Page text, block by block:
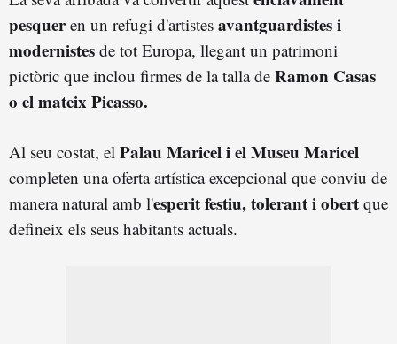
pesqueren un refugi d'artistes avantguardistes i
modernistes de tot Europa, llegant un patrimoni
pictòric que inclou firmes de la talla de Ramon Casas
o el mateix Picasso.
Al seu costat, el Palau Maricel i el Museu Maricel
completen una oferta artística excepcional que conviu de
manera natural amb l'esperit festiu, tolerant i obert que
defineix els seus habitants actuals.